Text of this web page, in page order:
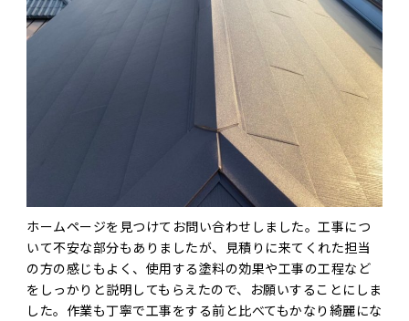
ホームページを見つけてお問い合わせしました。工事につ
いて不安な部分もありましたが、見積りに来てくれた担当
の方の感じもよく、使用する塗料の効果や工事の工程など
をしっかりと説明してもらえたので、お願いすることにしま
した。作業も丁寧で工事をする前と比べてもかなり綺麗にな